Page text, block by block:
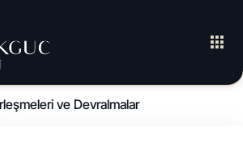
ve Devralmalar